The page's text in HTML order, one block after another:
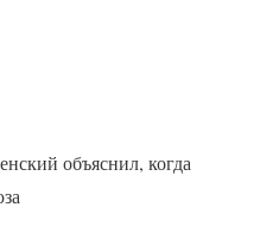
объяснил, когда